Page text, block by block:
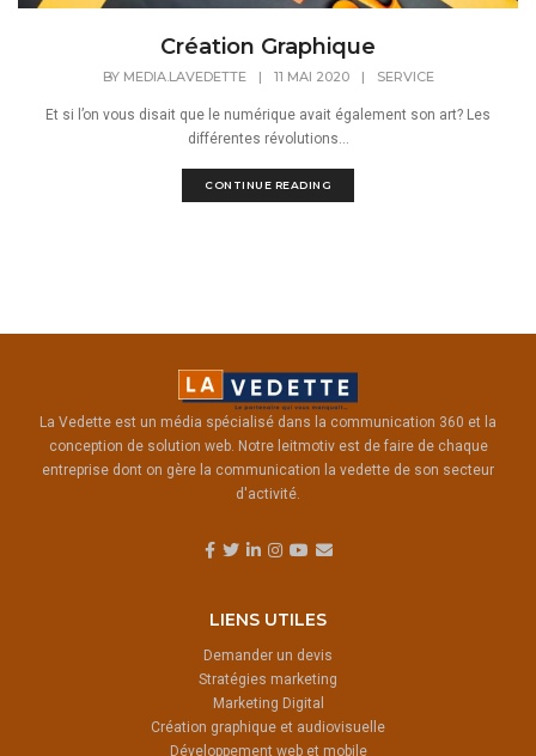
Création Graphique
BY MEDIA.LAVEDETTE | 11 MAI 2020 | SERVICE
Et si l’on vous disait que le numérique avait également son art? Les
différentes révolutions...
CONTINUE READING
La Vedette est un média spécialisé dans la communication 360 et la
conception de solution web. Notre leitmotiv est de faire de chaque
entreprise dont on gère la communication la vedette de son secteur
d'activité.
LIENS UTILES
Demander un devis
Stratégies marketing
Marketing Digital
Création graphique et audiovisuelle
Développement web et mobile